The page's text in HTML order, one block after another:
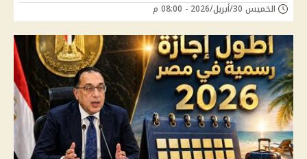
الخميس 30/أبريل/2026 - 08:00 م